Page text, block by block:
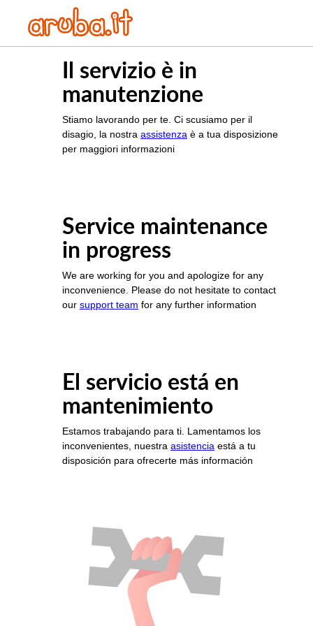
Il servizio è in
manutenzione
Stiamo lavorando per te. Ci scusiamo per il
disagio, la nostra assistenza è a tua disposizione
per maggiori informazioni
Service maintenance
in progress
We are working for you and apologize for any
inconvenience. Please do not hesitate to contact
our support team for any further information
El servicio está en
mantenimiento
Estamos trabajando para ti. Lamentamos los
inconvenientes, nuestra asistencia está a tu
disposición para ofrecerte más información